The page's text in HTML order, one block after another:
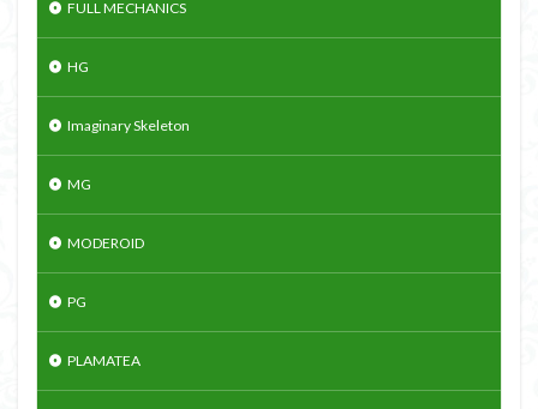
FULL MECHANICS
HG
Imaginary Skeleton
MG
MODEROID
PG
PLAMATEA